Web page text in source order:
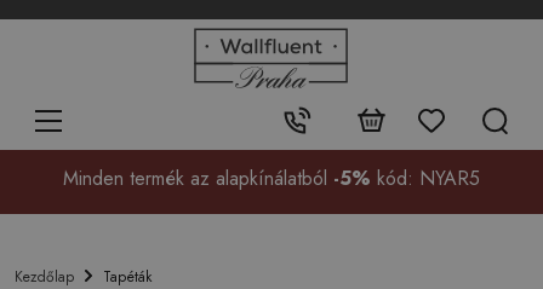
Érintkezés:
+48
99
Minden termék az alapkínálatból -5% kód: NYAR5
Kezdőlap Tapéták